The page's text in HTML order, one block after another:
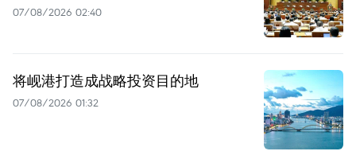
07/08/2026 02:40
将岘港打造成战略投资目的地
07/08/2026 01:32